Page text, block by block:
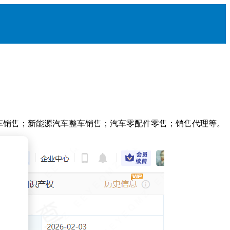
售；新能源汽车整车销售；汽车零配件零售；销售代理等。